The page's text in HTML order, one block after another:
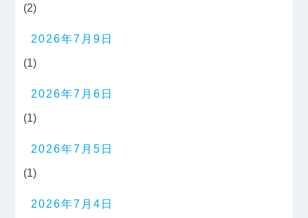
(2)
2026年7月9日
(1)
2026年7月6日
(1)
2026年7月5日
(1)
2026年7月4日